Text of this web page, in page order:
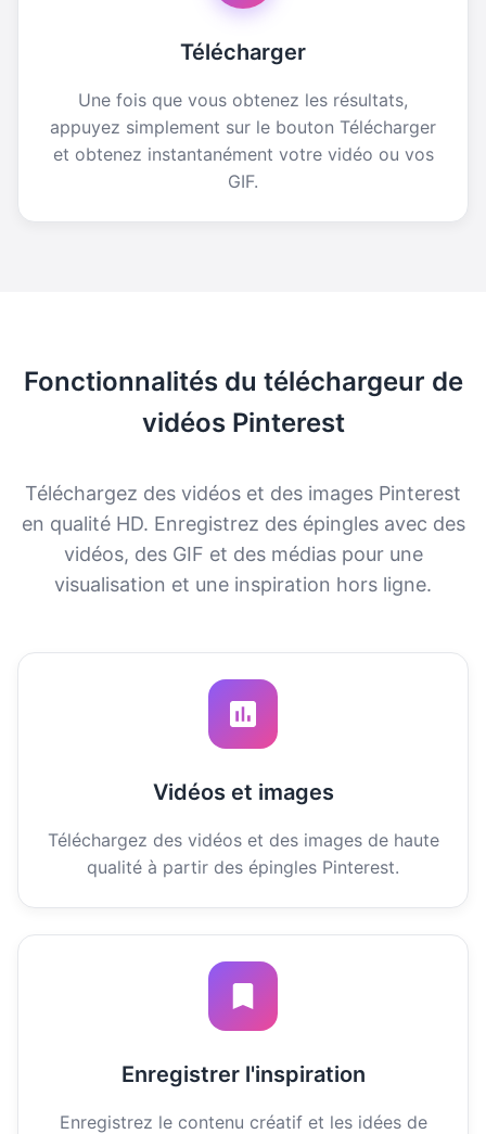
Télécharger
Une fois que vous obtenez les résultats,
appuyez simplement sur le bouton Télécharger
et obtenez instantanément votre vidéo ou vos
GIF.
Fonctionnalités du téléchargeur de
vidéos Pinterest
Téléchargez des vidéos et des images Pinterest
en qualité HD. Enregistrez des épingles avec des
vidéos, des GIF et des médias pour une
visualisation et une inspiration hors ligne.
Vidéos et images
Téléchargez des vidéos et des images de haute
qualité à partir des épingles Pinterest.
Enregistrer l'inspiration
Enregistrez le contenu créatif et les idées de